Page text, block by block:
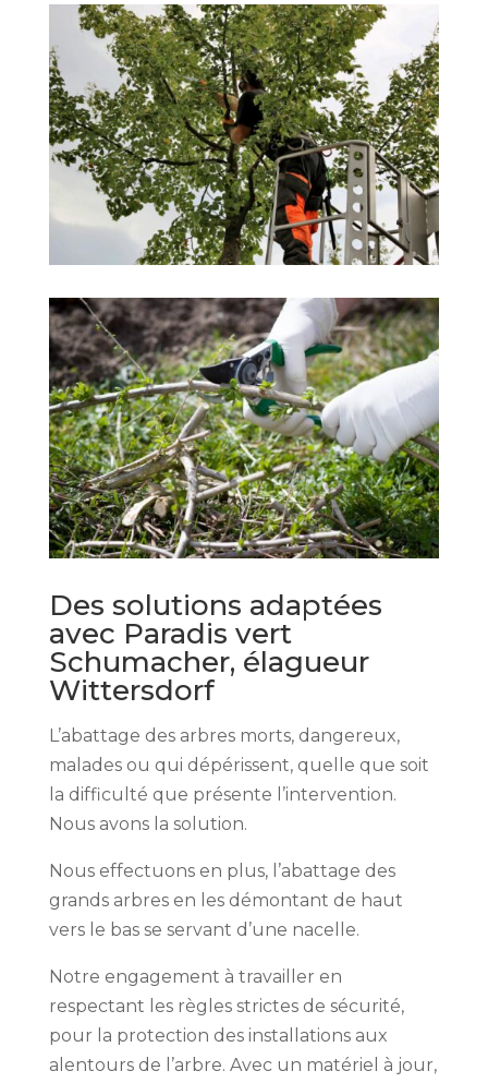
Des solutions adaptées
avec Paradis vert
Schumacher, élagueur
Wittersdorf
L’abattage des arbres morts, dangereux,
malades ou qui dépérissent, quelle que soit
la difficulté que présente l’intervention.
Nous avons la solution.
Nous effectuons en plus, l’abattage des
grands arbres en les démontant de haut
vers le bas se servant d’une nacelle.
Notre engagement à travailler en
respectant les règles strictes de sécurité,
pour la protection des installations aux
alentours de l’arbre. Avec un matériel à jour,